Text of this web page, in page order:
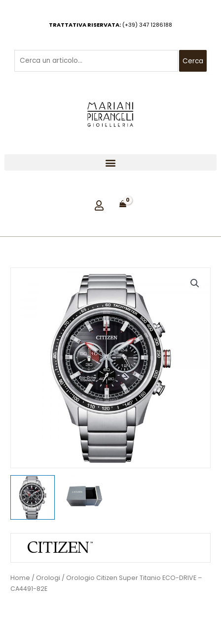
TRATTATIVA RISERVATA: (+39) 347 1286188
Cerca
Home / Orologi / Orologio Citizen Super Titanio ECO-DRIVE –
CA4491-82E